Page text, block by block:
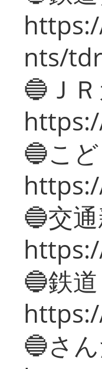
nts/
🔵Ｊ
🔵こ
🔵交
🔵鉄
🔵さ